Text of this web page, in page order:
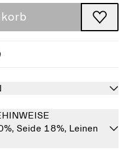
Seide 18%, Leinen